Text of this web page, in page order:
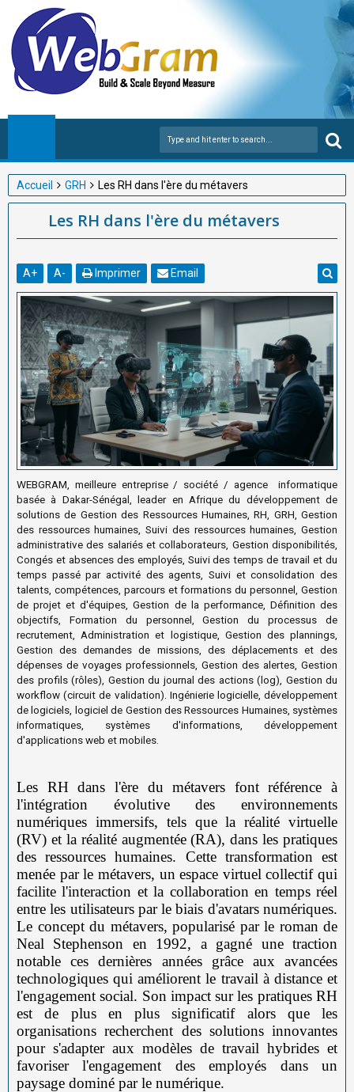
Accueil GRH Les RH dans l'ère du métavers
Les RH dans l'ère du métavers
A+ A- Imprimer Email
WEBGRAM, meilleure entreprise / société / agence informatique
basée à Dakar-Sénégal, leader en Afrique du développement de
solutions de Gestion des Ressources Humaines, RH, GRH, Gestion
des ressources humaines, Suivi des ressources humaines, Gestion
administrative des salariés et collaborateurs, Gestion disponibilités,
Congés et absences des employés, Suivi des temps de travail et du
temps passé par activité des agents, Suivi et consolidation des
talents, compétences, parcours et formations du personnel, Gestion
de projet et d'équipes, Gestion de la performance, Définition des
objectifs, Formation du personnel, Gestion du processus de
recrutement, Administration et logistique, Gestion des plannings,
Gestion des demandes de missions, des déplacements et des
dépenses de voyages professionnels, Gestion des alertes, Gestion
des profils (rôles), Gestion du journal des actions (log), Gestion du
workflow (circuit de validation). Ingénierie logicielle, développement
de logiciels, logiciel de Gestion des Ressources Humaines, systèmes
informatiques, systèmes d'informations, développement
d'applications web et mobiles.
Les RH dans l'ère du métavers font référence à
l'intégration évolutive des environnements
numériques immersifs, tels que la réalité virtuelle
(RV) et la réalité augmentée (RA), dans les pratiques
des ressources humaines. Cette transformation est
menée par le métavers, un espace virtuel collectif qui
facilite l'interaction et la collaboration en temps réel
entre les utilisateurs par le biais d'avatars numériques.
Le concept du métavers, popularisé par le roman de
Neal Stephenson en 1992, a gagné une traction
notable ces dernières années grâce aux avancées
technologiques qui améliorent le travail à distance et
l'engagement social. Son impact sur les pratiques RH
est de plus en plus significatif alors que les
organisations recherchent des solutions innovantes
pour s'adapter aux modèles de travail hybrides et
favoriser l'engagement des employés dans un
paysage dominé par le numérique.